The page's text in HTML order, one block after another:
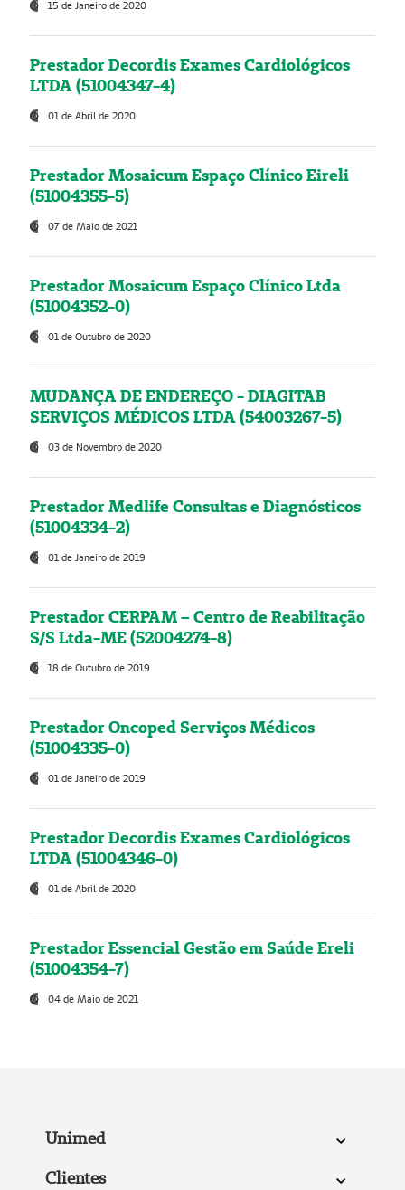
15 de Janeiro de 2020
Prestador Decordis Exames Cardiológicos
LTDA (51004347-4)
01 de Abril de 2020
Prestador Mosaicum Espaço Clínico Eireli
(51004355-5)
07 de Maio de 2021
Prestador Mosaicum Espaço Clínico Ltda
(51004352-0)
01 de Outubro de 2020
MUDANÇA DE ENDEREÇO - DIAGITAB
SERVIÇOS MÉDICOS LTDA (54003267-5)
03 de Novembro de 2020
Prestador Medlife Consultas e Diagnósticos
(51004334-2)
01 de Janeiro de 2019
Prestador CERPAM – Centro de Reabilitação
S/S Ltda-ME (52004274-8)
18 de Outubro de 2019
Prestador Oncoped Serviços Médicos
(51004335-0)
01 de Janeiro de 2019
Prestador Decordis Exames Cardiológicos
LTDA (51004346-0)
01 de Abril de 2020
Prestador Essencial Gestão em Saúde Ereli
(51004354-7)
04 de Maio de 2021
Unimed
Clientes